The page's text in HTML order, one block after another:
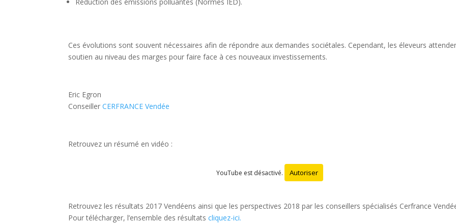
Ces évolutions sont souvent nécessaires afin de répondre aux demandes sociétales. Cependant, les éleveurs
soutien au niveau des marges pour faire face à ces nouveaux investissements.
Eric Egron
ConseillerCERFRANCE Vendée
Retrouvez un résumé en vidéo :
YouTube est désactivé. Autoriser
Retrouvez les résultats 2017 Vendéens ainsi que les perspectives 2018 par les conseillers spécialisés Cerfrance
Pour télécharger, l’ensemble des résultatscliquez-ici.